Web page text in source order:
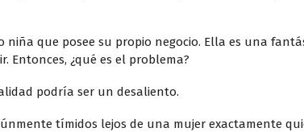
niña que posee su propio negocio. Ella es una
Entonces, ¿qué es el problema?
podría ser un desaliento.
tímidos lejos de una mujer exactamente